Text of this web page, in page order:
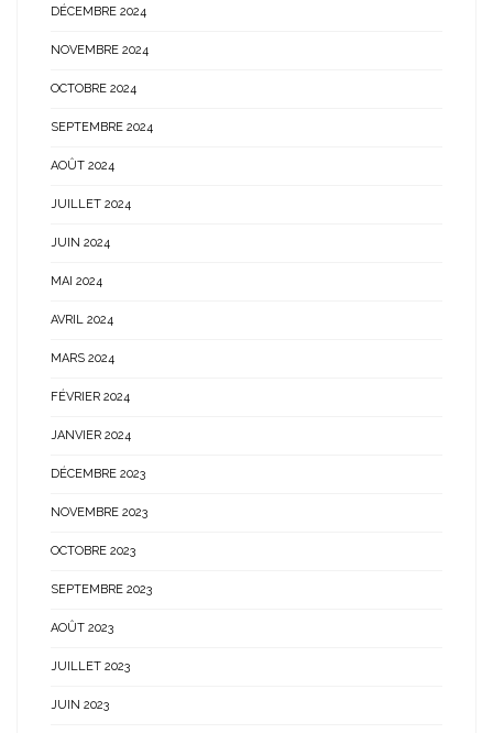
DÉCEMBRE 2024
NOVEMBRE 2024
OCTOBRE 2024
SEPTEMBRE 2024
AOÛT 2024
JUILLET 2024
JUIN 2024
MAI 2024
AVRIL 2024
MARS 2024
FÉVRIER 2024
JANVIER 2024
DÉCEMBRE 2023
NOVEMBRE 2023
OCTOBRE 2023
SEPTEMBRE 2023
AOÛT 2023
JUILLET 2023
JUIN 2023